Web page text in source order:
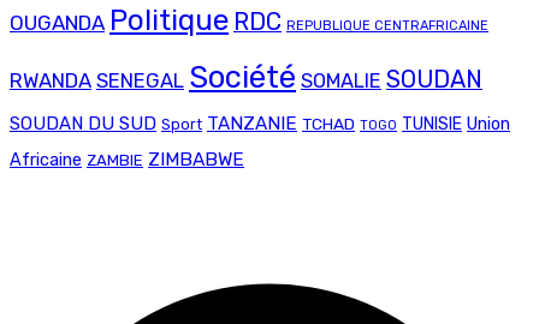
OUGANDA Politique RDC REPUBLIQUE CENTRAFRICAINE
RWANDA SENEGAL Société SOMALIE SOUDAN
SOUDAN DU SUD Sport TANZANIE TCHAD TOGO TUNISIE Union
Africaine ZAMBIE ZIMBABWE